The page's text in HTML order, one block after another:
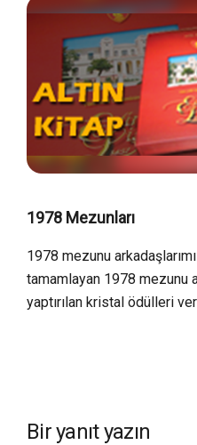
1978 Mezunları
1978 mezunu
tamamlayan 1978 mezunu
yaptırılan kristal ödülleri
Bir yanıt yazın